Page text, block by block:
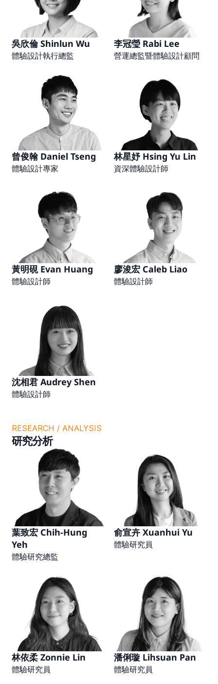
吳欣倫 Shinlun Wu
體驗設計執行總監
李冠瑩 Rabi Lee
營運總監暨體驗設計顧問
曾俊翰 Daniel Tseng
體驗設計專家
林星妤 Hsing Yu Lin
資深體驗設計師
黃明硯 Evan Huang
體驗設計師
廖浚宏 Caleb Liao
體驗設計師
沈相君 Audrey Shen
體驗設計師
RESEARCH / ANALYSIS
研究分析
葉致宏 Chih-Hung
Yeh
體驗研究總監
俞宣卉 Xuanhui Yu
體驗研究員
林依柔 Zonnie Lin
體驗研究員
潘俐璇 Lihsuan Pan
體驗研究員